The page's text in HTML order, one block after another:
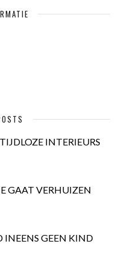
INTERIEURS
GAAT VERHUIZEN
INEENS GEEN KIND